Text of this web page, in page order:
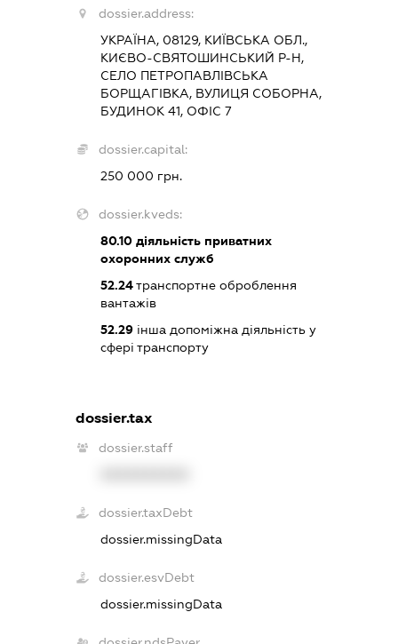
dossier.address:
УКРАЇНА, 08129, КИЇВСЬКА ОБЛ.,
КИЄВО-СВЯТОШИНСЬКИЙ Р-Н,
СЕЛО ПЕТРОПАВЛІВСЬКА
БОРЩАГІВКА, ВУЛИЦЯ СОБОРНА,
БУДИНОК 41, ОФІС 7
dossier.capital:
250 000 грн.
dossier.kveds:
80.10 діяльність приватних
охоронних служб
52.24транспортне оброблення
вантажів
52.29 інша допоміжна діяльність у
сфері транспорту
dossier.tax
dossier.staff
dossier.taxDebt
dossier.missingData
dossier.esvDebt
dossier.missingData